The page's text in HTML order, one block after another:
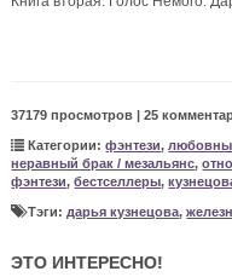
37179 просмотров | 25
Категории:фэнтези,
неравный брак / мезальянс,
фэнтези,бестселлеры,
Тэги: дарья кузнецова,
ЭТО ИНТЕРЕСНО!